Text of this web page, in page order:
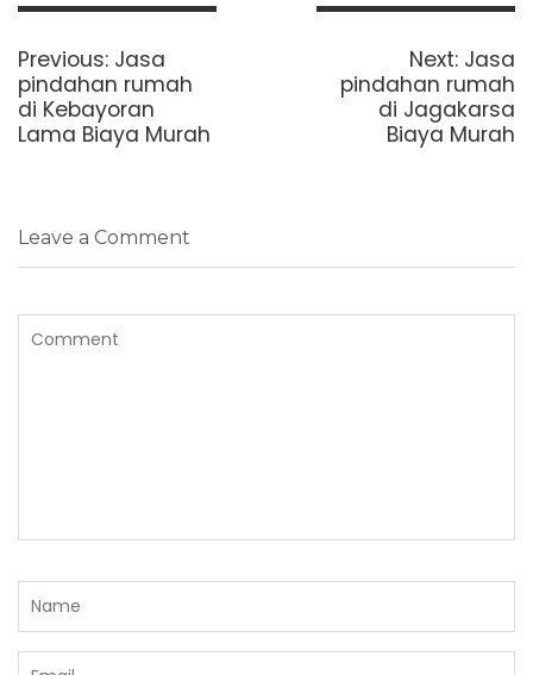
Post
Previous: Previous
post:
Jasa
pindahan rumah
di Kebayoran
Lama Biaya Murah
Next: Next
post:
Jasa
pindahan rumah
di Jagakarsa
Biaya Murah
Leave a Comment